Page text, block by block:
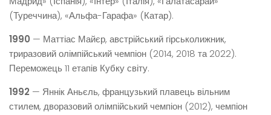
(Туреччина), «Альфа-Гарафа» (Катар).
1990 — Маттіас Майєр, австрійський гірськолижник,
триразовий олімпійський чемпіон (2014, 2018 та 2022).
Переможець 11 етапів Кубку світу.
1992 — Яннік Аньєль, французький плавець вільним
стилем, дворазовий олімпійський чемпіон (2012), чемпіон